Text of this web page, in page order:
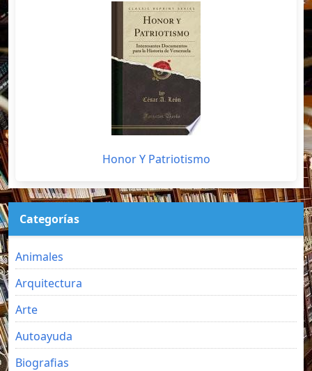
Honor Y Patriotismo
Categorías
Animales
Arquitectura
Arte
Autoayuda
Biografias